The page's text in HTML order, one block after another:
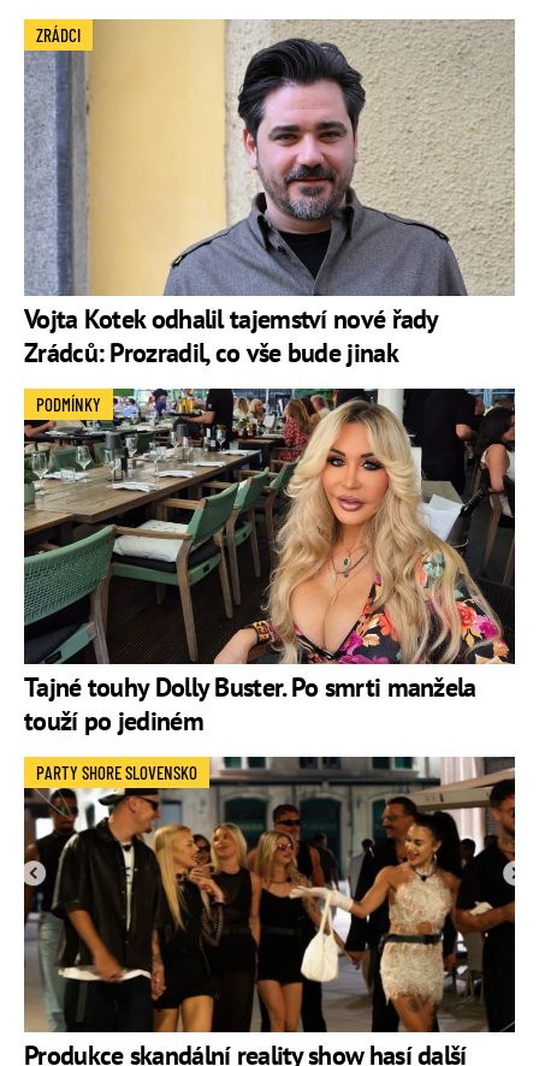
Vojta Kotek odhalil tajemství nové řady
Zrádců: Prozradil, co vše bude jinak
ZRÁDCI
Tajné touhy Dolly Buster. Po smrti manžela
touží po jediném
PODMÍNKY
Produkce skandální reality show hasí další
PARTY SHORE SLOVENSKO